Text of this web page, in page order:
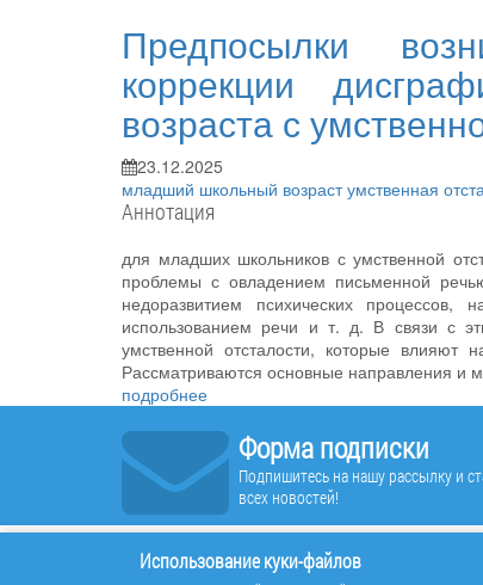
Предпосылки
коррекции
возраста с
23.12.2025
младший школьный возрастумственная
Аннотация
для младших школьников с умственной
проблемы с овладением письменной
недоразвитием психических
использованием речи и т. д. В связи с
умственной отсталости, которые
Рассматриваются основные направления и
подробнее
Форма подписки
Подпишитесь на нашу рассылку и
всех новостей!
Использование куки-файлов